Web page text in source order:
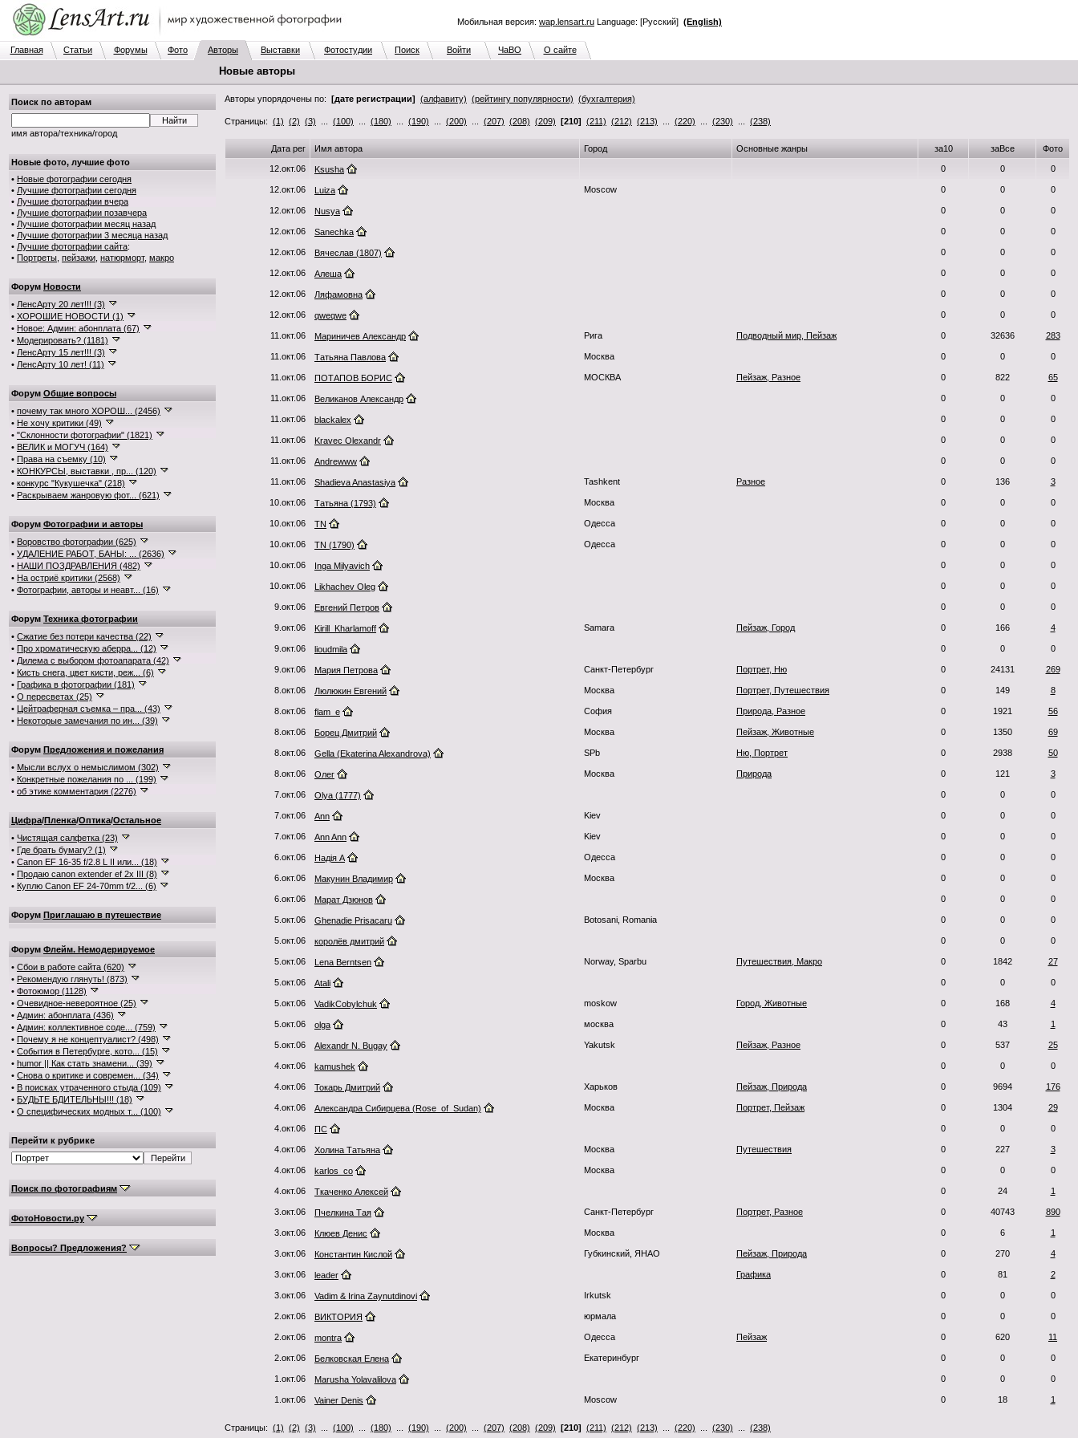
Мобильная версия: wap.lensart.ru Language: [Русский] (English)
Главная Статьи Форумы Фото Авторы Выставки Фотостудии Поиск Войти ЧаВО О сайте
Новые авторы
Поиск по авторам
имя автора/техника/город
Новые фото, лучшие фото
• Новые фотографии сегодня
• Лучшие фотографии сегодня
• Лучшие фотографии вчера
• Лучшие фотографии позавчера
• Лучшие фотографии месяц назад
• Лучшие фотографии 3 месяца назад
• Лучшие фотографии сайта:
• Портреты пейзажи натюрморт, макро
Форум Новости
• ЛенсАрту 20 лет!!! (3)
• ХОРОШИЕ НОВОСТИ (1)
• Новое: Админ: абонплата (67)
• Модерировать? (1181)
• ЛенсАрту 15 лет!!! (3)
• ЛенсАрту 10 лет! (11)
Форум Общие вопросы
• почему так много ХОРОШ... (2456)
• Не хочу критики (49)
• "Склонности фотографии" (1821)
• ВЕЛИК и МОГУЧ (164)
• Права на съемку (10)
• КОНКУРСЫ, выставки , пр... (120)
• конкурс "Кукушечка" (218)
• Раскрываем жанровую фот... (621)
Форум Фотографии и авторы
• Воровство фотографии (625)
• УДАЛЕНИЕ РАБОТ, БАНЫ: ... (2636)
• НАШИ ПОЗДРАВЛЕНИЯ (482)
• На остриё критики (2568)
• Фотографии, авторы и неавт... (16)
Форум Техника фотографии
• Сжатие без потери качества (22)
• Про хроматическую аберра... (12)
• Дилема с выбором фотоапарата (42)
• Кисть снега, цвет кисти, реж... (6)
• Графика в фотографии (181)
• О пересветах (25)
• Цейтраферная съемка – пра... (43)
• Некоторые замечания по ин... (39)
Форум Предложения и пожелания
• Мысли вслух о немыслимом (302)
• Конкретные пожелания по ... (199)
• об этике комментария (2276)
Цифра/Пленка/Оптика/Остальное
• Чистящая салфетка (23)
• Где брать бумагу? (1)
• Canon EF 16-35 f/2.8 L II или... (18)
• Продаю canon extender ef 2x III (8)
• Куплю Canon EF 24-70mm f/2... (6)
Форум Приглашаю в путешествие
Форум Флейм. Немодерируемое
• Сбои в работе сайта (620)
• Рекомендую глянуть! (873)
• Фотоюмор (1128)
• Очевидное-невероятное (25)
• Админ: абонплата (436)
• Админ: коллективное соде... (759)
• Почему я не концептуалист? (498)
• События в Петербурге, кото... (15)
• humor || Как стать знамени... (39)
• Снова о критике и современ... (34)
• В поисках утраченного стыда (109)
• БУДЬТЕ БДИТЕЛЬНЫ!!! (18)
• О специфических модных т... (100)
Перейти к рубрике
Поиск по фотографиям
ФотоНовости.ру
Вопросы? Предложения?
Авторы упорядочены по: [дате регистрации] (алфавиту) (рейтингу популярности) (бухгалтерия)
Страницы: (1) (2) (3) (100) (180) (190) (200) (207) (208) (209) [210] (211) (212) (213) (220) (230) (238)
Дата рег Имя автора Город Основные жанры за10 заВсе Фото
12.окт.06 Ksusha 0 0 0
12.окт.06 Luiza Moscow 0 0 0
12.окт.06 Nusya 0 0 0
12.окт.06 Sanechka 0 0 0
12.окт.06 Вячеслав (1807) 0 0 0
12.окт.06 Алеша 0 0 0
12.окт.06 Ляфамовна 0 0 0
12.окт.06 qweqwe 0 0 0
11.окт.06 Мариничев Александр Рига Подводный мир, Пейзаж 0 32636 283
11.окт.06 Татьяна Павлова Москва 0 0 0
11.окт.06 ПОТАПОВ БОРИС МОСКВА Пейзаж, Разное 0 822 65
11.окт.06 Великанов Александр 0 0 0
11.окт.06 blackalex 0 0 0
11.окт.06 Kravec Olexandr 0 0 0
11.окт.06 Andrewww 0 0 0
11.окт.06 Shadieva Anastasiya Tashkent Разное 0 136 3
10.окт.06 Татьяна (1793) Москва 0 0 0
10.окт.06 TN Одесса 0 0 0
10.окт.06 TN (1790) Одесса 0 0 0
10.окт.06 Inga Milyavich 0 0 0
10.окт.06 Likhachev Oleg 0 0 0
9.окт.06 Евгений Петров 0 0 0
9.окт.06 Kirill_Kharlamoff Samara Пейзаж, Город 0 166 4
9.окт.06 lioudmila 0 0 0
9.окт.06 Мария Петрова Санкт-Петербург Портрет, Ню 0 24131 269
8.окт.06 Люлюкин Евгений Москва Портрет, Путешествия 0 149 8
8.окт.06 flam_e София Природа, Разное 0 1921 56
8.окт.06 Борец Дмитрий Москва Пейзаж, Животные 0 1350 69
8.окт.06 Gella (Ekaterina Alexandrova) SPb Ню, Портрет 0 2938 50
8.окт.06 Олег Москва Природа 0 121 3
7.окт.06 Olya (1777) 0 0 0
7.окт.06 Ann Kiev 0 0 0
7.окт.06 Ann Ann Kiev 0 0 0
6.окт.06 Надія А Одесса 0 0 0
6.окт.06 Макунин Владимир Москва 0 0 0
6.окт.06 Марат Дзюнов 0 0 0
5.окт.06 Ghenadie Prisacaru Botosani, Romania 0 0 0
5.окт.06 королёв дмитрий 0 0 0
5.окт.06 Lena Berntsen Norway, Sparbu Путешествия, Макро 0 1842 27
5.окт.06 Atali 0 0 0
5.окт.06 VadikCobylchuk moskow Город, Животные 0 168 4
5.окт.06 olga москва 0 43 1
5.окт.06 Alexandr N. Bugay Yakutsk Пейзаж, Разное 0 537 25
4.окт.06 kamushek 0 0 0
4.окт.06 Токарь Дмитрий Харьков Пейзаж, Природа 0 9694 176
4.окт.06 Александра Сибирцева (Rose_of_Sudan) Москва Портрет, Пейзаж 0 1304 29
4.окт.06 ПС 0 0 0
4.окт.06 Холина Татьяна Москва Путешествия 0 227 3
4.окт.06 karlos_co Москва 0 0 0
4.окт.06 Ткаченко Алексей 0 24 1
3.окт.06 Пчелкина Тая Санкт-Петербург Портрет, Разное 0 40743 890
3.окт.06 Клюев Денис Москва 0 6 1
3.окт.06 Константин Кислой Губкинский, ЯНАО Пейзаж, Природа 0 270 4
3.окт.06 leader Графика 0 81 2
3.окт.06 Vadim & Irina Zaynutdinovi Irkutsk 0 0 0
2.окт.06 ВИКТОРИЯ юрмала 0 0 0
2.окт.06 montra Одесса Пейзаж 0 620 11
2.окт.06 Белковская Елена Екатеринбург 0 0 0
1.окт.06 Marusha Yolavalilova 0 0 0
1.окт.06 Vainer Denis Moscow 0 18 1
Страницы: (1) (2) (3) (100) (180) (190) (200) (207) (208) (209) [210] (211) (212) (213) (220) (230) (238)